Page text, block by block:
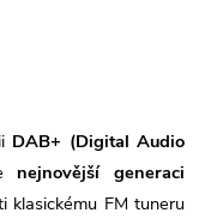
DAB+ (Digital Audio
nejnovější generaci
klasickému FM tuneru